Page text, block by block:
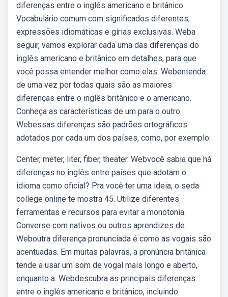
diferenças entre o inglês americano e britânico:
Vocabulário comum com significados diferentes,
expressões idiomáticas e gírias exclusivas. Weba
seguir, vamos explorar cada uma das diferenças do
inglês americano e britânico em detalhes, para que
você possa entender melhor como elas. Webentenda
de uma vez por todas quais são as maiores
diferenças entre o inglês britânico e o americano.
Conheça as características de um para o outro.
Webessas diferenças são padrões ortográficos
adotados por cada um dos países, como, por exemplo:
Center, meter, liter, fiber, theater. Webvocê sabia que há
diferenças no inglês entre países que adotam o
idioma como oficial? Pra você ter uma ideia, o seda
college online te mostra 45. Utilize diferentes
ferramentas e recursos para evitar a monotonia.
Converse com nativos ou outros aprendizes de.
Weboutra diferença pronunciada é como as vogais são
acentuadas. Em muitas palavras, a pronúncia britânica
tende a usar um som de vogal mais longo e aberto,
enquanto a. Webdescubra as principais diferenças
entre o inglês americano e britânico, incluindo